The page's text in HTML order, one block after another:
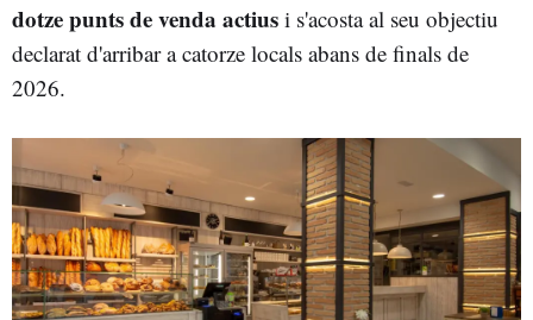
dotze punts de venda actius i s'acosta al seu objectiu
declarat d'arribar a catorze locals abans de finals de
2026.